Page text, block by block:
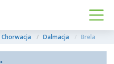
Chorwacja Dalmacja Brela